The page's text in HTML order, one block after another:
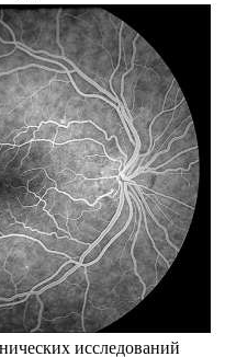
исследований